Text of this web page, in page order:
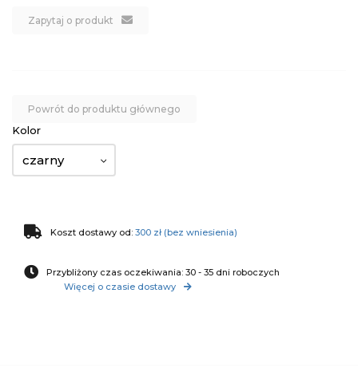
Zapytaj o produkt
Powrót do produktu głównego
Kolor
czarny
Koszt dostawy od: 300 zł (bez wniesienia)
Przybliżony czas oczekiwania: 30 - 35 dni roboczych
Więcej o czasie dostawy